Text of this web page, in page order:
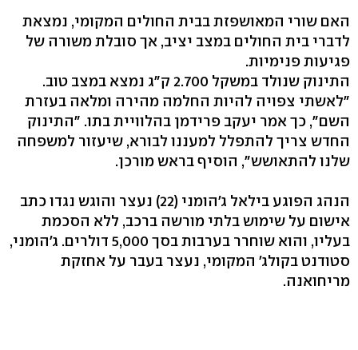
האם שורי המאושפזת בבית החולים המקומי, נמצאת
לדברי בית החולים במצב יציב, אך סובלת משורה של
פגיעות פנימיות.
התינוק שנולד במשקל 2.700 ק"ג נמצא במצב טוב.
"לאשתי צפויה להיות החלמה מהירה ומלאה בעזרת
השם", כך אמר יעקב פרידמן בהלוויית בתו. "התינוק
החדש צריך להתפלל למעננו לבורא, שיעזור למשפחה
שלנו להתאושש", הוסיף בראש מורכן.
הנהג הפוגע בילאל ג'הומני (22) נעצר והוגש נגדו כתב
אישום על שימוש בלתי מורשה ברכב, ללא הסכמת
בעליו, והוא שוחרר בערבות בסך 5,000 דולרים. ג'הומני,
סטודנט בקולג' המקומי, נעצר בעבר על אחזקת
מריחואנה.